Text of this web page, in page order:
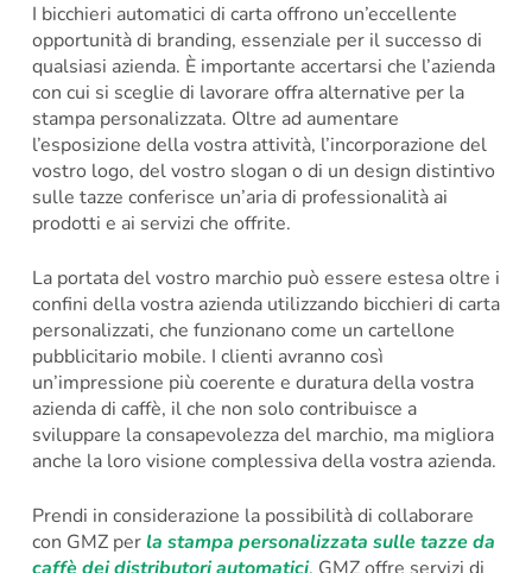
I bicchieri automatici di carta offrono un’eccellente
opportunità di branding, essenziale per il successo di
qualsiasi azienda. È importante accertarsi che l’azienda
con cui si sceglie di lavorare offra alternative per la
stampa personalizzata. Oltre ad aumentare
l’esposizione della vostra attività, l’incorporazione del
vostro logo, del vostro slogan o di un design distintivo
sulle tazze conferisce un’aria di professionalità ai
prodotti e ai servizi che offrite.
La portata del vostro marchio può essere estesa oltre i
confini della vostra azienda utilizzando bicchieri di carta
personalizzati, che funzionano come un cartellone
pubblicitario mobile. I clienti avranno così
un’impressione più coerente e duratura della vostra
azienda di caffè, il che non solo contribuisce a
sviluppare la consapevolezza del marchio, ma migliora
anche la loro visione complessiva della vostra azienda.
Prendi in considerazione la possibilità di collaborare
con GMZ perla stampa personalizzata sulle tazze da